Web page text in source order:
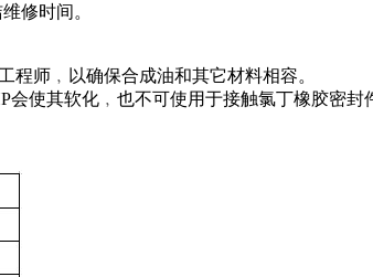
修时间。
程师﹐以确保合成油和其它材料相容。
使其软化﹐也不可使用于接触氯丁橡胶密封